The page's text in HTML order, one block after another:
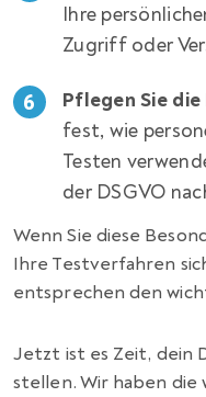
Ihre
Zugriff oder
Pflegen Sie
fest, wie
Testen
der DSGVO
Wenn Sie diese
Ihre Testverfahren
entsprechen den
Jetzt ist es Zeit, dein
stellen. Wir haben die